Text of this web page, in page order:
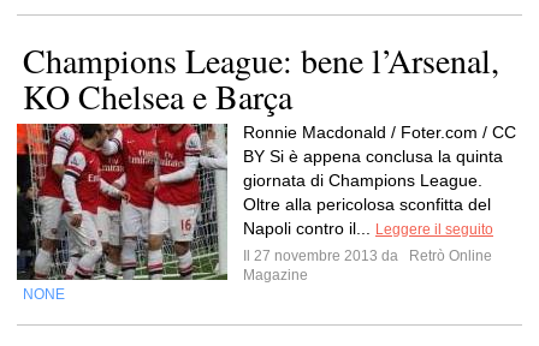
Champions League: bene l’Arsenal,
KO Chelsea e Barça
Ronnie Macdonald / Foter.com / CC
BY Si è appena conclusa la quinta
giornata di Champions League.
Oltre alla pericolosa sconfitta del
Napoli contro il...
Leggere il seguito
Il 27 novembre 2013 da
Retrò Online
Magazine
NONE